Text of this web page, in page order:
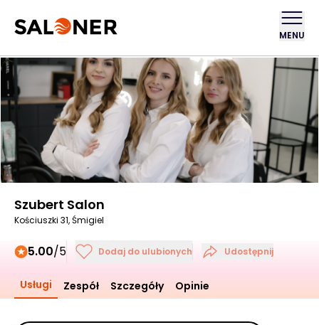
MENU
Szubert Salon
Kościuszki 31, Śmigiel
5.00/5 Dodaj do ulubionych Udostępnij
Usługi Zespół Szczegóły Opinie